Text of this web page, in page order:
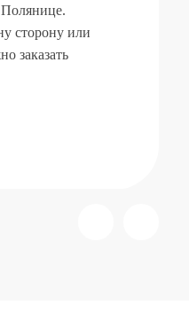
сторону или
заказать